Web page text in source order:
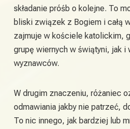
składanie próśb o kolejne. To
bliski związek z Bogiem i całą
zajmuje w kościele katolickim,
grupę wiernych w świątyni, jak
wyznawców.
W drugim znaczeniu, różaniec
odmawiania jakby nie patrzeć,
To nic innego, jak bardziej lub